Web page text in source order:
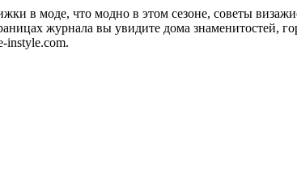
в моде, что модно в этом сезоне, советы
журнала вы увидите дома знаменитостей,
instyle.com.